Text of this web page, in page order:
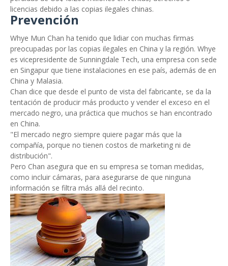
licencias debido a las copias ilegales chinas.
Prevención
Whye Mun Chan ha tenido que lidiar con muchas firmas
preocupadas por las copias ilegales en China y la región. Whye
es vicepresidente de Sunningdale Tech, una empresa con sede
en Singapur que tiene instalaciones en ese país, además de en
China y Malasia.
Chan dice que desde el punto de vista del fabricante, se da la
tentación de producir más producto y vender el exceso en el
mercado negro, una práctica que muchos se han encontrado
en China.
"El mercado negro siempre quiere pagar más que la
compañía, porque no tienen costos de marketing ni de
distribución".
Pero Chan asegura que en su empresa se toman medidas,
como incluir cámaras, para asegurarse de que ninguna
información se filtra más allá del recinto.